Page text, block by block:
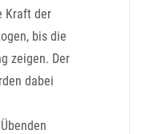
Kraft der
bis die
zeigen. Der
dabei